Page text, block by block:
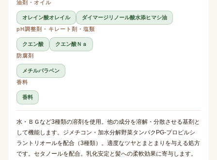
油剤・オイル
オレイン酸オレイル
ダイマージリノール酸水添ヒマシ油
pH調整剤・キレート剤・塩類
クエン酸
クエン酸Ｎａ
防腐剤
メチルパラベン
香料
香料
水・ＢＧなど3種類の溶剤を使用。他の成分を溶解・分散させる基剤と
して機能します。ジメチコン・加水分解野菜タンパクPG-プロピルシ
ラントリオールを配合（3種類）。適度なツヤとまとまりを与える処方
です。セタノールを配合。乳化安定と髪への柔軟効果に寄与します。